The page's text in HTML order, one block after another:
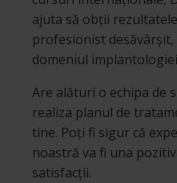
ajuta să obții
profesionist
domeniul
Are alături o echipa de
realiza planul de
tine. Poți fi sigur că
noastră va fi una
satisfacții.